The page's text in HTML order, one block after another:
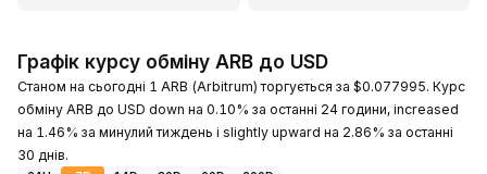
Графік курсу обміну ARB до USD
Станом на сьогодні 1 ARB (Arbitrum) торгується за $0.077995. Курс
обміну ARB до USD down на 0.10% за останні 24 години, increased
на 1.46% за минулий тиждень і slightly upward на 2.86% за останні
30 днів.